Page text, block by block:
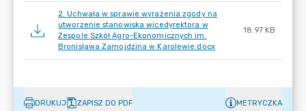
2. Uchwała w sprawie wyrażenia zgody na
utworzenie stanowiska wicedyrektora w
Zespole Szkół Agro-Ekonomicznych im.
Bronisława Zamojdzina w Karolewie.docx
18.97 KB
DRUKUJ ZAPISZ DO PDF METRYCZKA